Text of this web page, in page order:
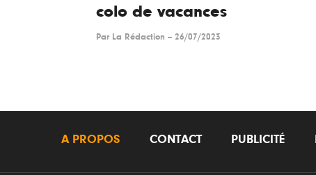
colo de vacances
Par La Rédaction -- 26/07/2023
A PROPOS CONTACT PUBLICITÉ